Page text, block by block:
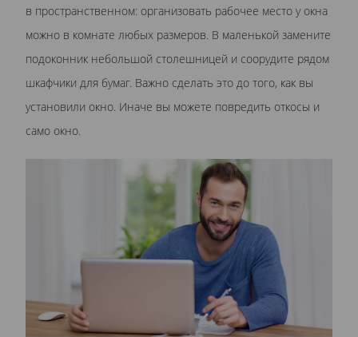
в пространственном: организовать рабочее место у окна
можно в комнате любых размеров. В маленькой замените
подоконник небольшой столешницей и соорудите рядом
шкафчики для бумаг. Важно сделать это до того, как вы
установили окно. Иначе вы можете повредить откосы и
само окно.